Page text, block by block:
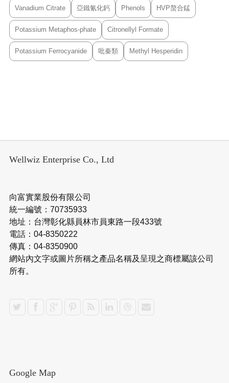
Vanadium Citrate 亞鐵氰化鈣 Phenols HVP螯合錳
Potassium Metaphos-phate Citronellyl Formate
Potassium Ferrocyanide 吡秦類 Methyl Hesperidin
Wellwiz Enterprise Co., Ltd
向富實業股份有限公司
統一編號：70735933
地址：台灣彰化縣員林市員東路一段433號
電話：04-8350222
傳真：04-8350900
網站內文字或圖片所稱之產品名稱及呈現之商標屬該公司
所有。
Google Map